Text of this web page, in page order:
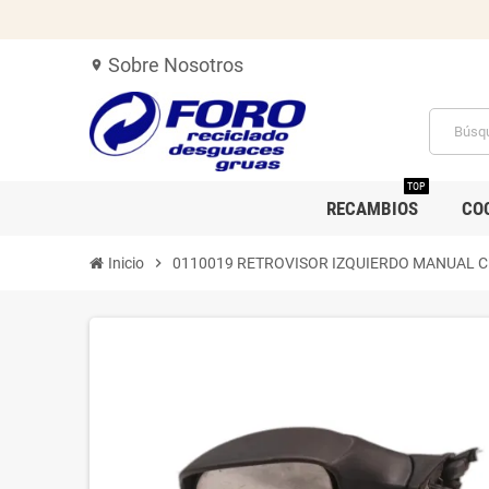
location_on Sobre Nosotros
RECAMBIOS
TOP
Inicio chevron_right 0110019 RETROVISOR IZQUIERDO MANUAL